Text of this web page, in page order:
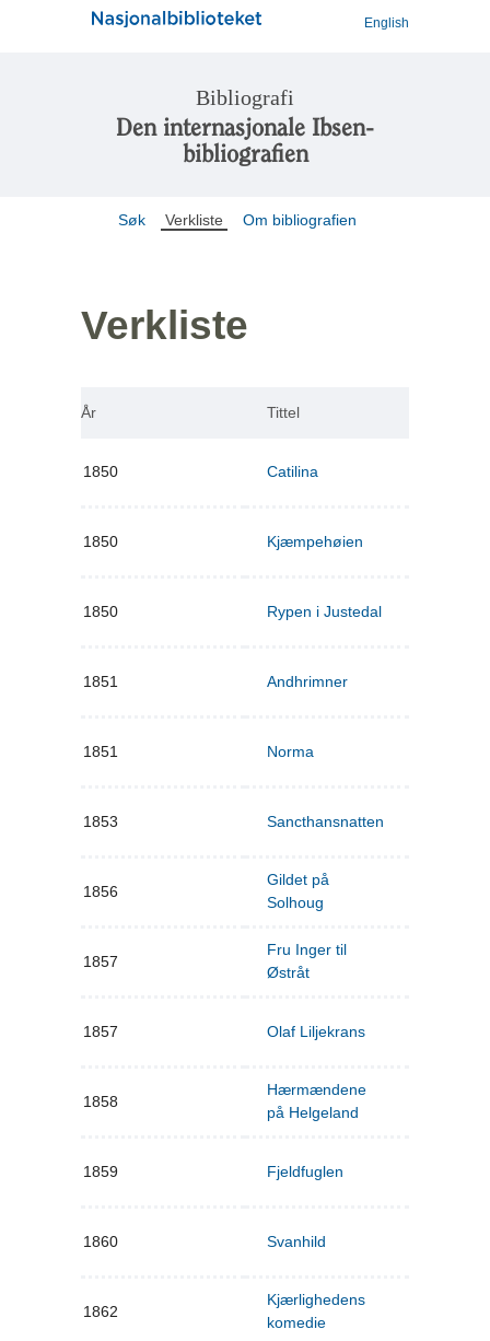
English
Bibliografi
Den internasjonale Ibsen-
bibliografien
Søk Verkliste Om bibliografien
Verkliste
År Tittel
1850 Catilina
1850 Kjæmpehøien
1850 Rypen i Justedal
1851 Andhrimner
1851 Norma
1853 Sancthansnatten
1856
Gildet på
Solhoug
1857
Fru Inger til
Østråt
1857 Olaf Liljekrans
1858
Hærmændene
på Helgeland
1859 Fjeldfuglen
1860 Svanhild
1862
Kjærlighedens
komedie